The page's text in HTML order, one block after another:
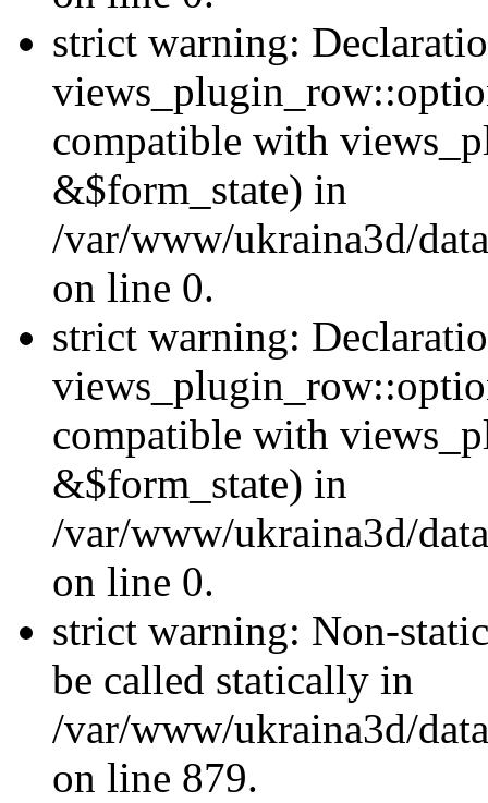
strict warning:
compatible with
&$form_state) in
/var/www/ukraina3d/
on line 0.
strict warning:
compatible with
&$form_state) in
/var/www/ukraina3d/
on line 0.
strict warning: Non-
be called statically in
/var/www/ukraina3d/
on line 879.